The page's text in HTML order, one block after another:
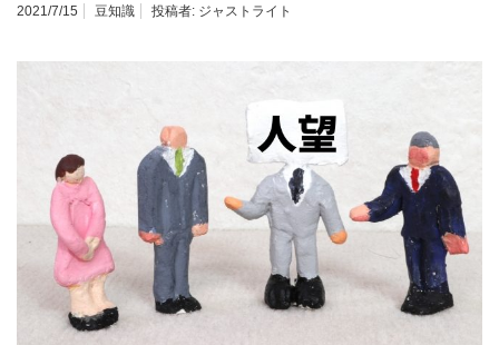
2021/7/15 豆知識 投稿者: ジャストライト